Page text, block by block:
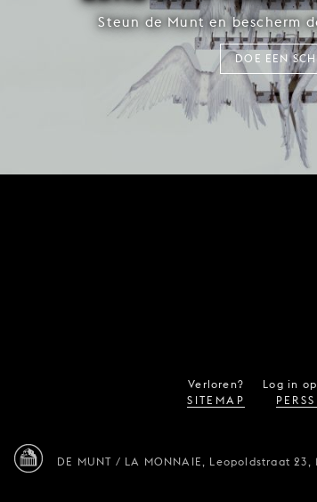
Steun de Munt en bescherm
DOE EEN
Verloren?
SITEMAP
Log in
DE MUNT / LA MONNAIE, Leopoldstraat 23,